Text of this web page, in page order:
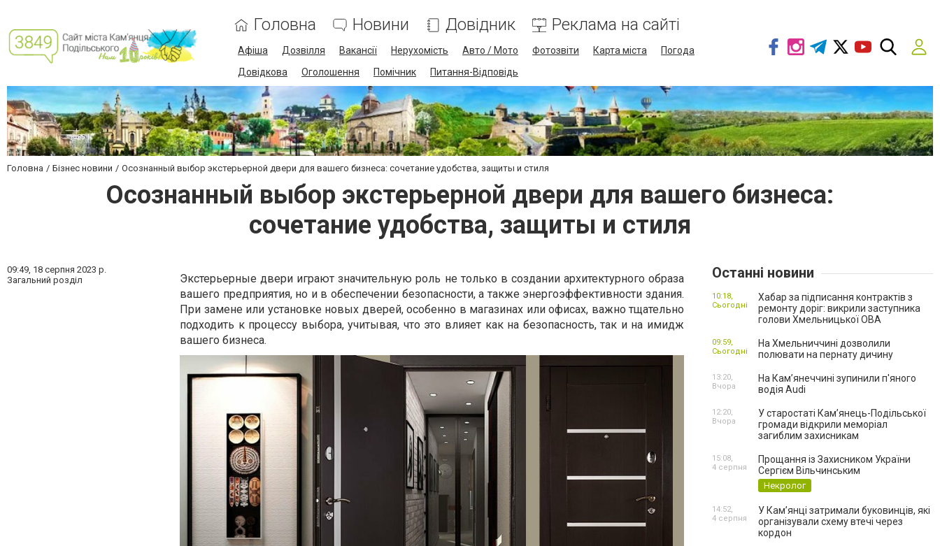
Головна Новини Довідник Реклама на сайті
Афіша Дозвілля Вакансії Нерухомість Авто / Мото Фотозвіти Карта міста
Погода
Довідкова
Оголошення Помічник Питання-Відповідь
Головна Бізнес новини Осознанный выбор экстерьерной двери для вашего бизнеса: сочетание удобства, защиты и стиля
Осознанный выбор экстерьерной двери для вашего бизнеса:
сочетание удобства, защиты и стиля
09:49, 18 серпня 2023 р.
Загальний розділ
Экстерьерные двери играют значительную роль не только в создании архитектурного образа
вашего предприятия, но и в обеспечении безопасности, а также энергоэффективности здания.
При замене или установке новых дверей, особенно в магазинах или офисах, важно тщательно
подходить к процессу выбора, учитывая, что это влияет как на безопасность, так и на имидж
вашего бизнеса.
Останні новини
Хабар за підписання контрактів з
ремонту доріг: викрили заступника
голови Хмельницької ОВА
10:18,
Сьогодні
На Хмельниччині дозволили
полювати на пернату дичину
09:59,
Сьогодні
На Камʼянеччині зупинили п'яного
водія Audi
13:20,
Вчора
У старостаті Кам’янець-Подільської
громади відкрили меморіал
загиблим захисникам
12:20,
Вчора
Прощання із Захисником України
Сергієм Вільчинським
Некролог
15:08,
4 серпня
У Кам’янці затримали буковинців, які
організували схему втечі через
кордон
14:52,
4 серпня